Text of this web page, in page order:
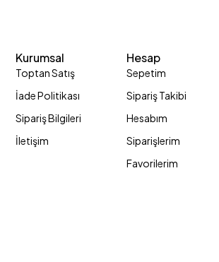
Kurumsal
Toptan Satış
İade Politikası
Sipariş Bilgileri
İletişim
Hesap
Sepetim
Sipariş Takibi
Hesabım
Siparişlerim
Favorilerim